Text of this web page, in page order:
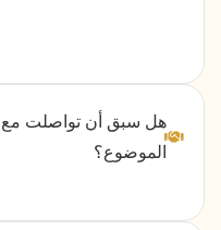
هل سبق أن تواصلت
الموضوع؟